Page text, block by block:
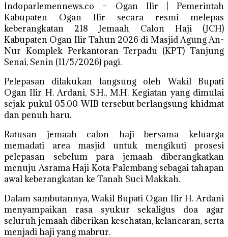
Indoparlemennews.co – Ogan Ilir | Pemerintah
Kabupaten Ogan Ilir secara resmi melepas
keberangkatan 218 Jemaah Calon Haji (JCH)
Kabupaten Ogan Ilir Tahun 2026 di Masjid Agung An-
Nur Komplek Perkantoran Terpadu (KPT) Tanjung
Senai, Senin (11/5/2026) pagi.
Pelepasan dilakukan langsung oleh Wakil Bupati
Ogan Ilir H. Ardani, S.H., M.H. Kegiatan yang dimulai
sejak pukul 05.00 WIB tersebut berlangsung khidmat
dan penuh haru.
Ratusan jemaah calon haji bersama keluarga
memadati area masjid untuk mengikuti prosesi
pelepasan sebelum para jemaah diberangkatkan
menuju Asrama Haji Kota Palembang sebagai tahapan
awal keberangkatan ke Tanah Suci Makkah.
Dalam sambutannya, Wakil Bupati Ogan Ilir H. Ardani
menyampaikan rasa syukur sekaligus doa agar
seluruh jemaah diberikan kesehatan, kelancaran, serta
menjadi haji yang mabrur.